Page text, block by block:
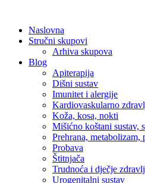
contentNaslovna
Stručni skupovi
Arhiva skupova
Blog
Apiterapija
Dišni sustav
Imunitet i alergije
Kardiovaskularno
Koža, kosa, nokti
Mišićno koštani sustav,
Prehrana, metabolizam,
Probava
Štitnjača
Trudnoća i dječje
Urogenitalni sustav